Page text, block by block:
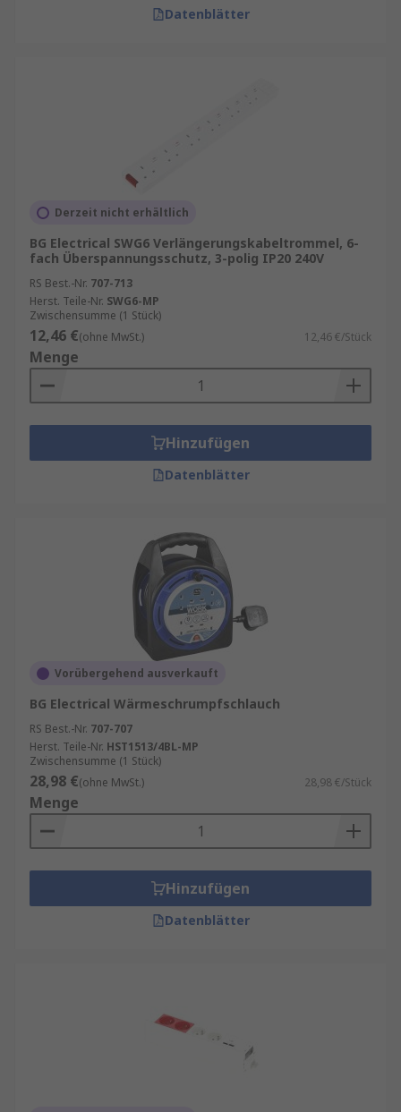
Datenblätter
Derzeit nicht erhältlich
BG Electrical SWG6 Verlängerungskabeltrommel, 6-
fach Überspannungsschutz, 3-polig IP20 240V
RS Best.-Nr. 707-713
Herst. Teile-Nr. SWG6-MP
Zwischensumme (1 Stück)
12,46 €(ohne MwSt.) 12,46 €/Stück
Menge
Hinzufügen
Datenblätter
Vorübergehend ausverkauft
BG Electrical Wärmeschrumpfschlauch
RS Best.-Nr. 707-707
Herst. Teile-Nr. HST1513/4BL-MP
Zwischensumme (1 Stück)
28,98 €(ohne MwSt.) 28,98 €/Stück
Menge
Hinzufügen
Datenblätter